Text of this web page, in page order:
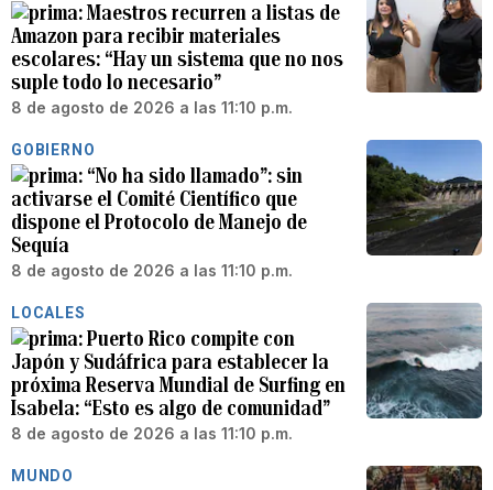
Maestros recurren a listas de
Amazon para recibir materiales
escolares: “Hay un sistema que no nos
suple todo lo necesario”
8 de agosto de 2026 a las 11:10 p.m.
GOBIERNO
“No ha sido llamado”: sin
activarse el Comité Científico que
dispone el Protocolo de Manejo de
Sequía
8 de agosto de 2026 a las 11:10 p.m.
LOCALES
Puerto Rico compite con
Japón y Sudáfrica para establecer la
próxima Reserva Mundial de Surfing en
Isabela: “Esto es algo de comunidad”
8 de agosto de 2026 a las 11:10 p.m.
MUNDO